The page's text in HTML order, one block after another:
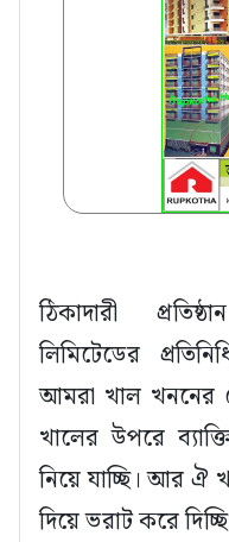
ঠিকাদারী
লিমিটেডের
আমরা খাল খননের
খালের উপরে
নিয়ে যাচ্ছি। আর ঐ
দিয়ে ভরাট করে